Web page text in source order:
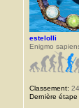
estelolli
Enigmo
Classement: 24
Dernière étape